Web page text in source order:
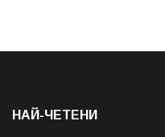
НАЙ-ЧЕТЕНИ